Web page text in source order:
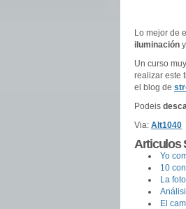
Lo mejor de
iluminación
Un curso
realizar este
el blog de
Podeis
Via: Alt1040
Articulos
Yo
10
La
El